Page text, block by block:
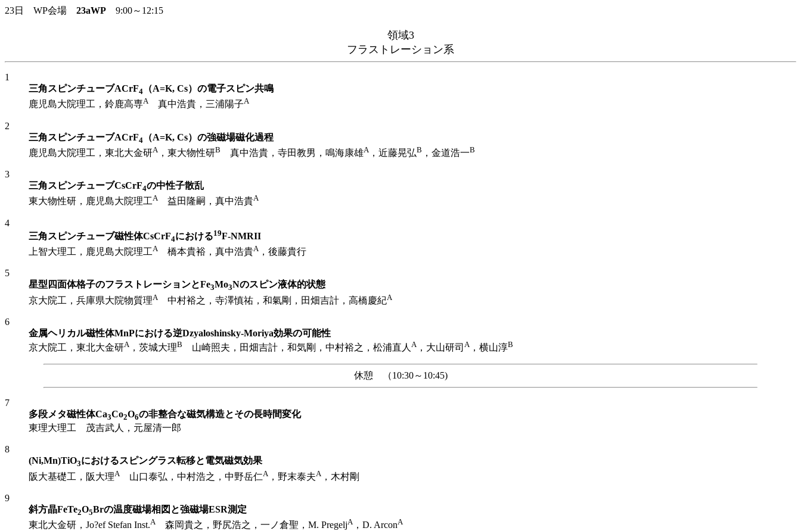
23日 WP会場 23aWP 9:00～12:15
領域3
フラストレーション系
1
三角スピンチューブACrF4 （A=K, Cs）の電子スピン共鳴
鹿児島大院理工，鈴鹿高専A真中浩貴，三浦陽子A
2
三角スピンチューブACrF4 （A=K, Cs）の強磁場磁化過程
鹿児島大院理工，東北大金研A，東大物性研B 真中浩貴，寺田教男，鳴海康雄A，近藤晃弘B ，金道浩一B
3
三角スピンチューブCsCrF4の中性子散乱
東大物性研，鹿児島大院理工A益田隆嗣，真中浩貴A
4
三角スピンチューブ磁性体CsCrF4における19F-NMRII
上智大理工，鹿児島大院理工A橋本貴裕，真中浩貴A，後藤貴行
5
星型四面体格子のフラストレーションとFe3Mo3Nのスピン液体的状態
京大院工，兵庫県大院物質理A中村裕之，寺澤慎祐，和氣剛，田畑吉計，高橋慶紀A
6
金属ヘリカル磁性体MnPにおける逆Dzyaloshinsky-Moriya効果の可能性
京大院工，東北大金研A，茨城大理B 山崎照夫，田畑吉計，和気剛，中村裕之，松浦直人 A，大山研司 A，横山淳B
休憩 （10:30～10:45)
7
多段メタ磁性体Ca3Co2O6の非整合な磁気構造とその長時間変化
東理大理工 茂吉武人，元屋清一郎
8
(Ni,Mn)TiO3におけるスピングラス転移と電気磁気効果
阪大基礎工，阪大理A山口泰弘，中村浩之，中野岳仁A，野末泰夫A，木村剛
9
斜方晶FeTe2O5Brの温度磁場相図と強磁場ESR測定
東北大金研，Jo?ef Stefan Inst.A森岡貴之，野尻浩之，一ノ倉聖，M. PregeljA，D. ArconA